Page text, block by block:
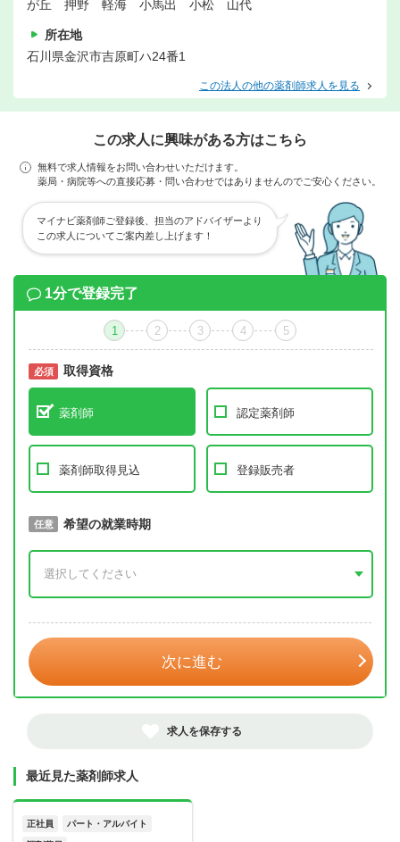
が丘 押野 軽海 小馬出 小松 山代
所在地
石川県金沢市吉原町ハ24番1
この法人の他の薬剤師求人を見る
この求人に興味がある方はこちら
無料で求人情報をお問い合わせいただけます。
薬局・病院等への直接応募・問い合わせではありませんのでご安心ください。
マイナビ薬剤師ご登録後、担当のアドバイザーより
この求人についてご案内差し上げます！
1分で登録完了
1 2 3 4 5
必須 取得資格
薬剤師 認定薬剤師
薬剤師取得見込 登録販売者
必須 取得予定年
任意 希望の就業時期
次に進む
求人を保存する
最近見た薬剤師求人
正社員 パート・アルバイト